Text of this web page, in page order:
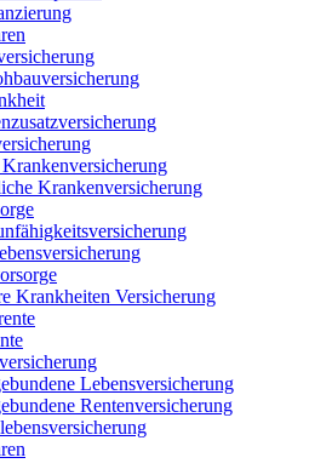
Krankenversicherung
Krankheiten Versicherung
Lebensversicherung
Rentenversicherung